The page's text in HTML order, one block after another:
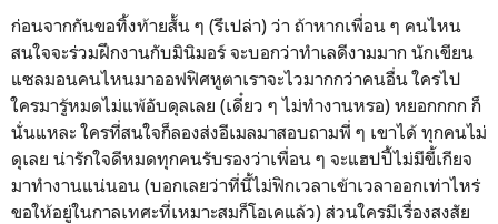
ก่อนจากกันขอทิ้งท้ายสั้น ๆ (รึเปล่า) ว่า ถ้าหากเพื่อน ๆ คนไหน
สนใจจะร่วมฝึกงานกับมินิมอร์ จะบอกว่าทำเลดีงามมาก นักเขียน
แซลมอนคนไหนมาออฟฟิศหูตาเราจะไวมากกว่าคนอื่น ใครไป
ใครมารู้หมดไม่แพ้อับดุลเลย (เดี๋ยว ๆ ไม่ทำงานหรอ) หยอกกกก ก็
นั่นแหละ ใครที่สนใจก็ลองส่งอีเมลมาสอบถามพี่ ๆ เขาได้ ทุกคนไม่
ดุเลย น่ารักใจดีหมดทุกคนรับรองว่าเพื่อน ๆ จะแฮปปี้ไม่มีขี้เกียจ
มาทำงานแน่นอน (บอกเลยว่าที่นี้ไม่ฟิกเวลาเข้าเวลาออกเท่าไหร่
ขอให้อยู่ในกาลเทศะที่เหมาะสมก็โอเคแล้ว) ส่วนใครมีเรื่องสงสัย